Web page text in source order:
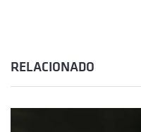
RELACIONADO